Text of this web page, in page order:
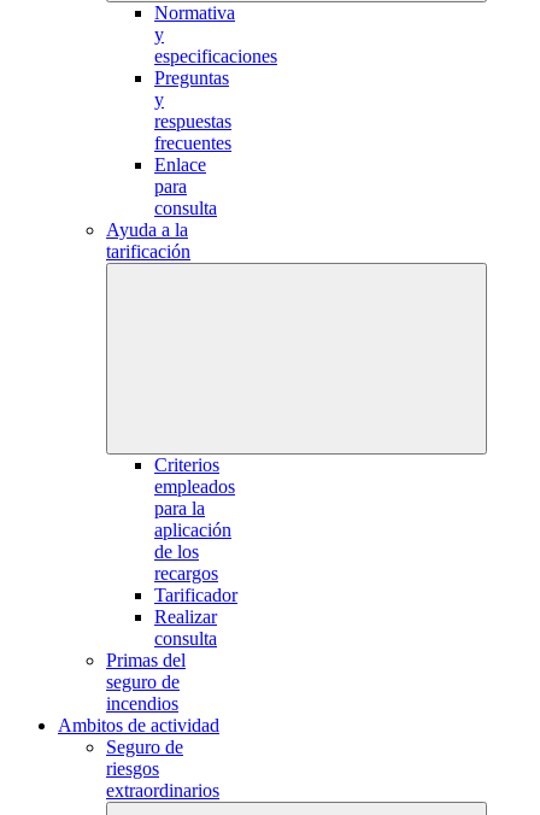
Normativa
y
especificaciones
Preguntas
y
respuestas
frecuentes
Enlace
para
consulta
Ayuda a la
tarificación
Criterios
empleados
para la
aplicación
de los
recargos
Tarificador
Realizar
consulta
Primas del
seguro de
incendios
Ambitos de actividad
Seguro de
riesgos
extraordinarios